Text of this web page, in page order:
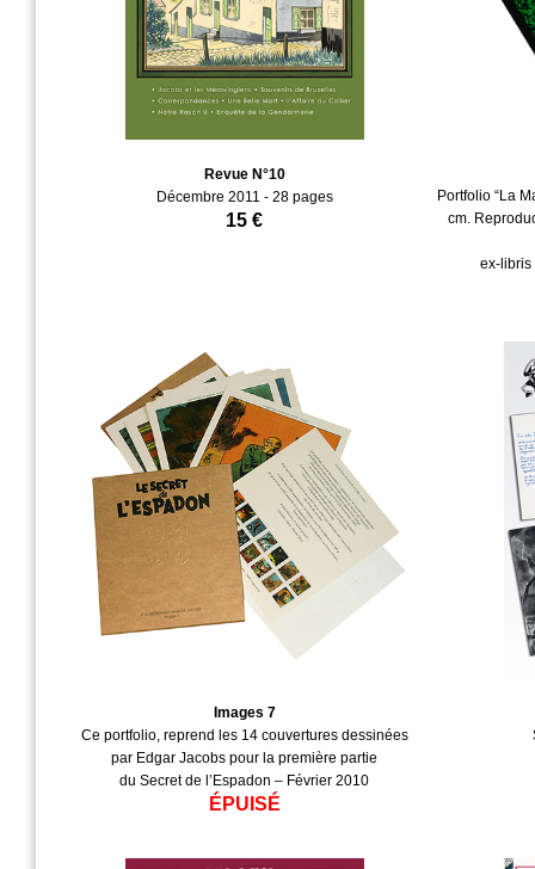
Revue N°10
Décembre 2011 - 28 pages
15 €
Portfolio “La
cm.
ex-libris
Images 7
Ce portfolio, reprend les 14 couvertures dessinées
par Edgar Jacobs pour la première partie
du Secret de l’Espadon – Février 2010
ÉPUISÉ